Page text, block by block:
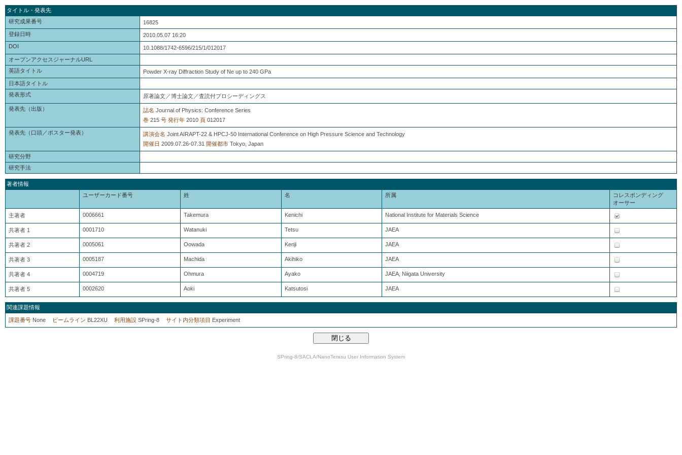
タイトル・発表先
研究成果番号
16825
登録日時
2010.05.07 16:20
DOI
10.1088/1742-6596/215/1/012017
オープンアクセスジャーナルURL
英語タイトル
Powder X-ray Diffraction Study of Ne up to 240 GPa
日本語タイトル
発表形式
原著論文／博士論文／査読付プロシーディングス
発表先（出版） 誌名 Journal of Physics: Conference Series
巻 215 号 発行年 2010 頁 012017
発表先（口頭／ポスター発表） 講演会名 Joint AIRAPT-22 & HPCJ-50 International Conference on High Pressure Science and Technology
開催日 2009.07.26-07.31 開催都市 Tokyo, Japan
研究分野
研究手法
著者情報
ユーザーカード番号
姓 名 所属
コレスポンディング
オーサー
主著者 0006661 Takemura Kenichi National Institute for Materials Science
共著者 1 0001710 Watanuki Tetsu JAEA
共著者 2 0005061 Oowada Kenji JAEA
共著者 3 0005187 Machida Akihiko JAEA
共著者 4 0004719 Ohmura Ayako JAEA, Niigata University
共著者 5 0002620 Aoki Katsutosi JAEA
関連課題情報
課題番号 None ビームライン BL22XU 利用施設 SPring-8 サイト内分類項目 Experiment
SPring-8/SACLA/NanoTerasu User Information System